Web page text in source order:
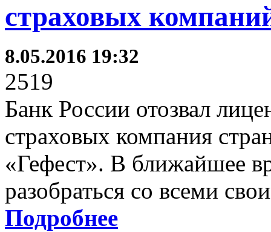
страховых
8.05.2016 19:32
2519
Банк России отозвал
страховых компания
«Гефест». В ближайшее
разобраться со всеми
Подробнее